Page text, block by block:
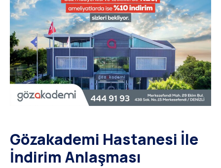
Gözakademi Hastanesi İle
İndirim Anlaşması